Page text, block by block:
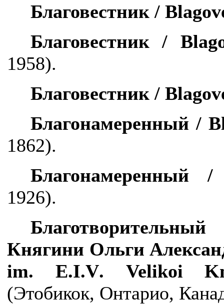
Благовестник /
Благовестник /
1958).
Благовестник /
Благонамеренный /
1862).
Благонамеренный
1926).
Княгини Ольги
im. E.I.V. Velikoi
(Этобикок, Онтарио,